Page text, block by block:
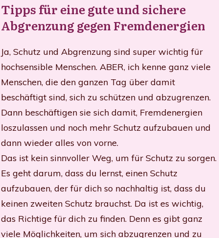
Tipps für eine gute und sichere
Abgrenzung gegen Fremdenergien
Ja, Schutz und Abgrenzung sind super wichtig für
hochsensible Menschen. ABER, ich kenne ganz viele
Menschen, die den ganzen Tag über damit
beschäftigt sind, sich zu schützen und abzugrenzen.
Dann beschäftigen sie sich damit, Fremdenergien
loszulassen und noch mehr Schutz aufzubauen und
dann wieder alles von vorne.
Das ist kein sinnvoller Weg, um für Schutz zu sorgen.
Es geht darum, dass du lernst, einen Schutz
aufzubauen, der für dich so nachhaltig ist, dass du
keinen zweiten Schutz brauchst. Da ist es wichtig,
das Richtige für dich zu finden. Denn es gibt ganz
viele Möglichkeiten, um sich abzugrenzen und zu